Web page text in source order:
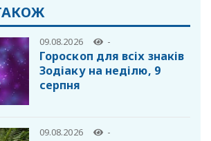
09.08.2026 -
Гороскоп для всіх знаків
Зодіаку на неділю, 9
серпня
09.08.2026 -